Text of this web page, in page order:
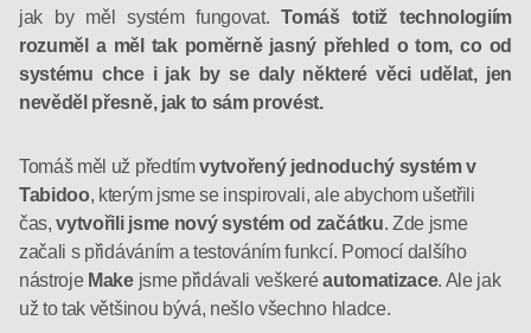
jak by měl systém fungovat.Tomáš totiž technologiím
rozuměl a měl tak poměrně jasný přehled o tom, co od
systému chce i jak by se daly některé věci udělat, jen
nevěděl přesně, jak to sám provést.
Tomáš měl už předtímvytvořený jednoduchý systém v
Tabidoo, kterým jsme se inspirovali, ale abychom ušetřili
čas,vytvořili jsme nový systém od začátku. Zde jsme
začali s přidáváním a testováním funkcí. Pomocí dalšího
nástroje Makejsme přidávali veškeréautomatizace. Ale jak
už to tak většinou bývá, nešlo všechno hladce.